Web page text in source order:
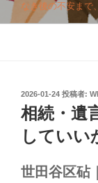
なき後の不安まで
投
稿
日:
2026-01-24 投稿者:
相続・遺
していい
世田谷区砧